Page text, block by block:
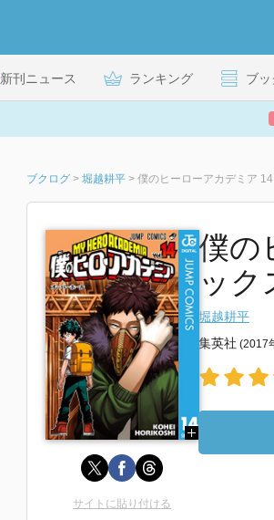
新刊ニュース ランキング ブッ
ブクログ > 堀越耕平 > 僕のヒーローアカデミア
僕の
ック
堀越耕平
集英社 (2017
サイトに貼り付ける